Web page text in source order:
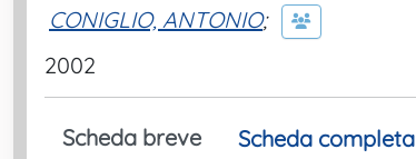
CONIGLIO, ANTONIO;
2002
Scheda breve Scheda completa